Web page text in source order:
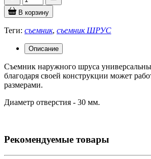
В корзину
Теги: съемник, съемник ШРУС
Описание
Съемник наружного шруса
благодаря своей конструкции может
размерами.
Диаметр отверстия - 30 мм.
Рекомендуемые товары